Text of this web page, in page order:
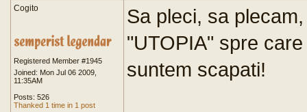
Cogito
Registered Member #1945
Joined: Mon Jul 06 2009,
11:35AM
Posts: 526
Thanked 1 time in 1 post
Sa pleci, sa
"UTOPIA" spre
suntem scapati!